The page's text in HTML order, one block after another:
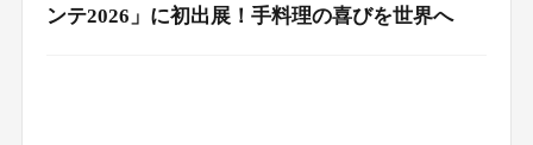
ンテ2026」に初出展！手料理の喜びを世界へ